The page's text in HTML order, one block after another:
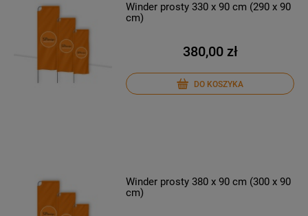
Winder prosty 330 x 90 cm (290 x 90
cm)
380,00 zł
DO KOSZYKA
Winder prosty 380 x 90 cm (300 x 90
cm)